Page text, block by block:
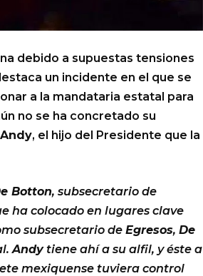
debido a supuestas tensiones
un incidente en el que se
a la mandataria estatal para
no se ha concretado su
Andy, el hijo del Presidente que la
Botton, subsecretario de
ha colocado en lugares clave
subsecretario de Egresos, De
Andytiene ahí a su alfil, y éste a
mexiquense tuviera control